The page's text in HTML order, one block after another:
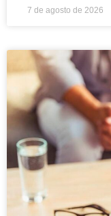
7 de agosto de 2026